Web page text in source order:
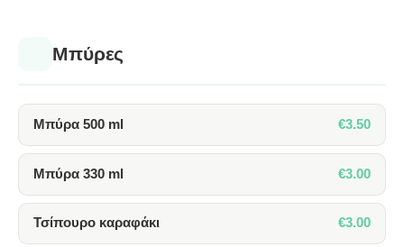
Μπύρες
Μπύρα 500 ml €3.50
Μπύρα 330 ml €3.00
Τσίπουρο καραφάκι €3.00